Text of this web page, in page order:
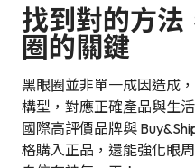
找到對的方法
圈的關鍵
黑眼圈並非單一成因造成
構型，對應正確產品與生
國際高評價品牌與
格購入正品，還能強化眼